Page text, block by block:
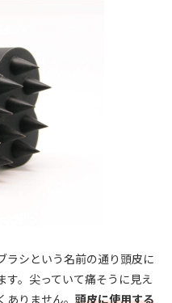
ラシという名前の通り頭皮に
。尖っていて痛そうに見え
りません。 頭皮に使用する